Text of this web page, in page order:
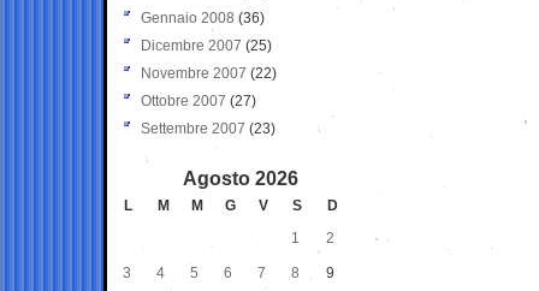
Gennaio 2008 (36)
Dicembre 2007 (25)
Novembre 2007 (22)
Ottobre 2007 (27)
Settembre 2007 (23)
Agosto 2026
L M M G V S
D
1
2
3 4 5 6 7 8 9